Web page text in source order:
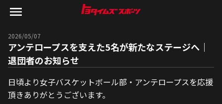
2026/05/07
アンテロープスを支えた5名が新たなステージへ｜
退団者のお知らせ
日頃より女子バスケットボール部・アンテロープスを応援
頂きありがとうございます。